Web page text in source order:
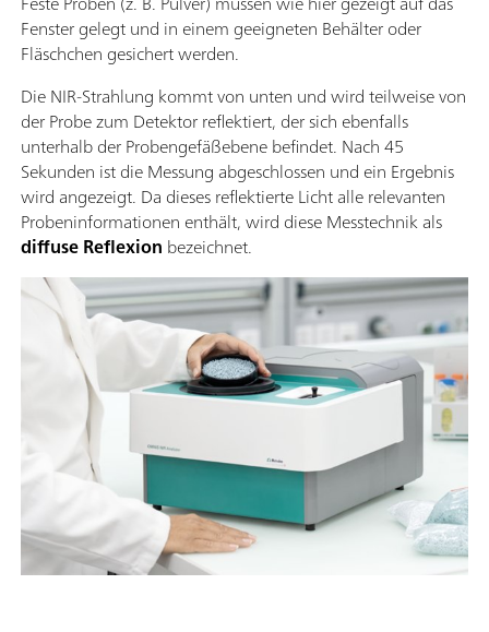
Fenster gelegt und in einem geeigneten Behälter oder
Fläschchen gesichert werden.
Die NIR-Strahlung kommt von unten und wird teilweise von
der Probe zum Detektor reflektiert, der sich ebenfalls
unterhalb der Probengefäßebene befindet. Nach 45
Sekunden ist die Messung abgeschlossen und ein Ergebnis
wird angezeigt. Da dieses reflektierte Licht alle relevanten
Probeninformationen enthält, wird diese Messtechnik als
diffuse Reflexion bezeichnet.